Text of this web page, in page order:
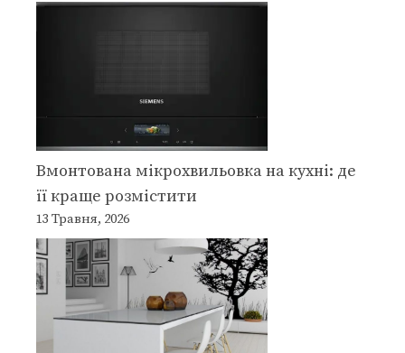
Вмонтована мікрохвильовка на кухні: де
її краще розмістити
13 Травня, 2026